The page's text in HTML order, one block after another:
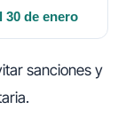
30 de enero
sanciones y